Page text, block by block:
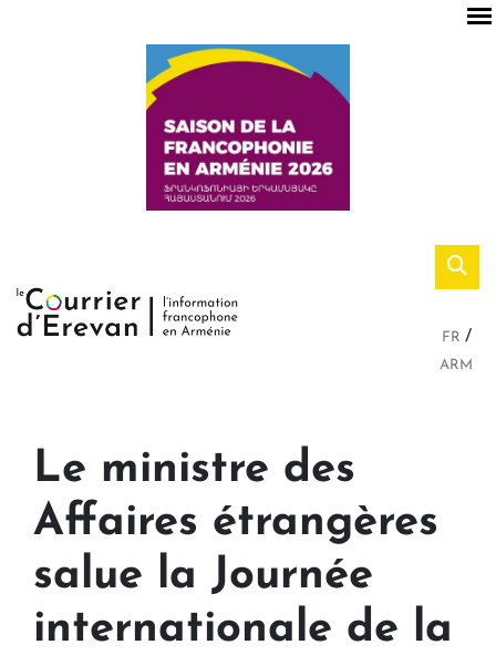
FR
ARM
Le ministre des
Affaires étrangères
salue la Journée
internationale de la